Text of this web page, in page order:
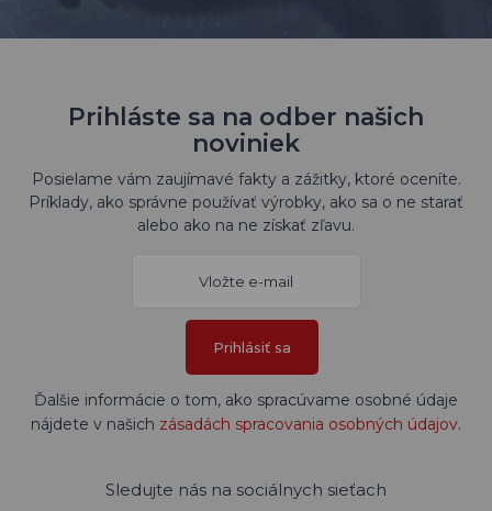
Prihláste sa na odber našich
noviniek
Posielame vám zaujímavé fakty a zážitky, ktoré oceníte.
Príklady, ako správne používať výrobky, ako sa o ne starať
alebo ako na ne získať zľavu.
Prihlásiť sa
Ďalšie informácie o tom, ako spracúvame osobné údaje
nájdete v našich zásadách spracovania osobných údajov.
Sledujte nás na sociálnych sieťach